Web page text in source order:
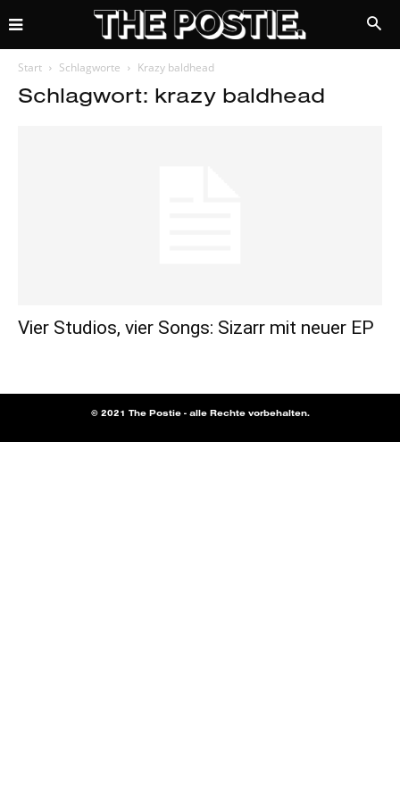
Start Schlagworte Krazy baldhead
Schlagwort: krazy baldhead
Vier Studios, vier Songs: Sizarr mit neuer EP
© 2021 The Postie - alle Rechte vorbehalten.